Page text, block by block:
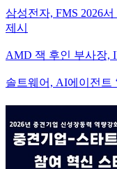
삼성전자, FMS 2026
제시
AMD 잭 후인 부사장,
솔트웨어, AI에이전트